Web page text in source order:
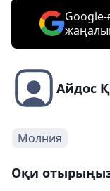
Айдос
Молния
Оқи